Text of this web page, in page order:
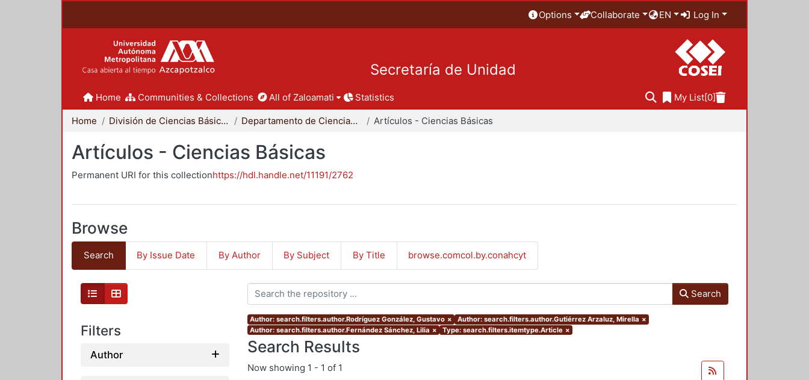
Options Collaborate EN Log In
Secretaría de Unidad
Home Communities & Collections All of Zaloamati Statistics My List[0]
Home División de Ciencias Básicas e Ingeniería Departamento de Ciencias Básicas Artículos - Ciencias Básicas
Artículos - Ciencias Básicas
Permanent URI for this collectionhttps://hdl.handle.net/11191/2762
Browse
Search By Issue Date By Author By Subject By Title browse.comcol.by.conahcyt
Filters
Author
Search
Author: search.filters.author.Rodríguez González, Gustavo × Author: search.filters.author.Gutiérrez Arzaluz, Mirella ×
Author: search.filters.author.Fernández Sánchez, Lilia × Type: search.filters.itemtype.Article ×
Search Results
Now showing 1 - 1 of 1